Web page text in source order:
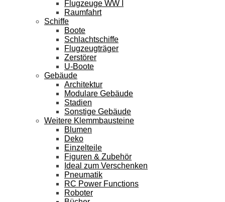
Flugzeuge WW I
Raumfahrt
Schiffe
Boote
Schlachtschiffe
Flugzeugträger
Zerstörer
U-Boote
Gebäude
Architektur
Modulare Gebäude
Stadien
Sonstige Gebäude
Weitere Klemmbausteine
Blumen
Deko
Einzelteile
Figuren & Zubehör
Ideal zum Verschenken
Pneumatik
RC Power Functions
Roboter